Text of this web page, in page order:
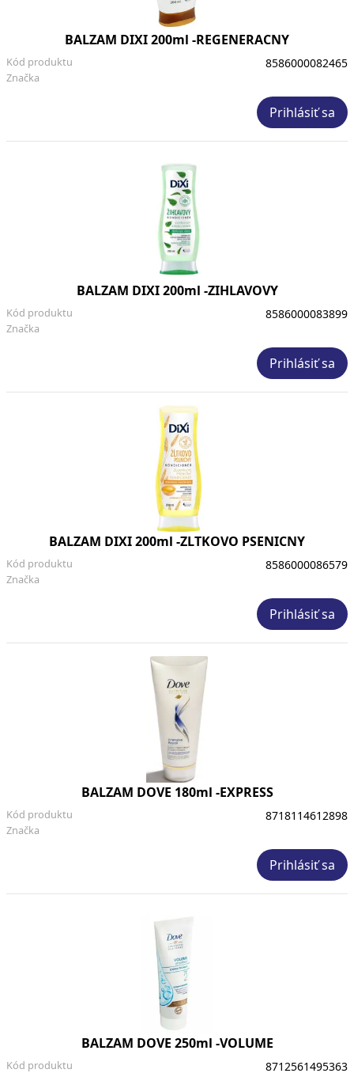
BALZAM DIXI 200ml -REGENERACNY
Značka
Kód produktu 8586000082465
Prihlásiť sa
BALZAM DIXI 200ml -ZIHLAVOVY
Značka
Kód produktu 8586000083899
Prihlásiť sa
BALZAM DIXI 200ml -ZLTKOVO PSENICNY
Značka
Kód produktu 8586000086579
Prihlásiť sa
BALZAM DOVE 180ml -EXPRESS
Značka
Kód produktu 8718114612898
Prihlásiť sa
BALZAM DOVE 250ml -VOLUME
Kód produktu 8712561495363